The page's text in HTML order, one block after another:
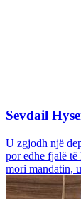
Sevdail
U zgjodh një
por edhe fjalë
mori mandatin,